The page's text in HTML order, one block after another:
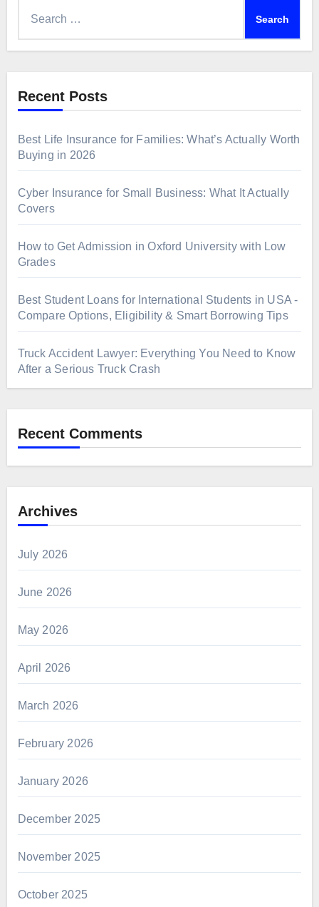
Recent Posts
Best Life Insurance for Families: What’s Actually Worth
Buying in 2026
Cyber Insurance for Small Business: What It Actually
Covers
How to Get Admission in Oxford University with Low
Grades
Best Student Loans for International Students in USA -
Compare Options, Eligibility & Smart Borrowing Tips
Truck Accident Lawyer: Everything You Need to Know
After a Serious Truck Crash
Recent Comments
Archives
July 2026
June 2026
May 2026
April 2026
March 2026
February 2026
January 2026
December 2025
November 2025
October 2025